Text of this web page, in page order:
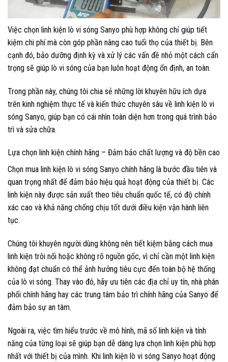
Việc chọn linh kiện lò vi sóng Sanyo phù hợp không chỉ giúp tiết
kiệm chi phí mà còn góp phần nâng cao tuổi thọ của thiết bị. Bên
cạnh đó, bảo dưỡng định kỳ và xử lý các vấn đề nhỏ một cách cẩn
trọng sẽ giúp lò vi sóng của bạn luôn hoạt động ổn định, an toàn.
Trong phần này, chúng tôi chia sẻ những lời khuyên hữu ích dựa
trên kinh nghiệm thực tế và kiến thức chuyên sâu về linh kiện lò vi
sóng Sanyo, giúp bạn có cái nhìn toàn diện hơn trong quá trình bảo
trì và sửa chữa.
Lựa chọn linh kiện chính hãng – Đảm bảo chất lượng và độ bền cao
Chọn mua linh kiện lò vi sóng Sanyo chính hãng là bước đầu tiên và
quan trọng nhất để đảm bảo hiệu quả hoạt động của thiết bị. Các
linh kiện này được sản xuất theo tiêu chuẩn quốc tế, có độ chính
xác cao và khả năng chống chịu tốt dưới điều kiện vận hành liên
tục.
Chúng tôi khuyên người dùng không nên tiết kiệm bằng cách mua
linh kiện trôi nổi hoặc không rõ nguồn gốc, vì chỉ cần một linh kiện
không đạt chuẩn có thể ảnh hưởng tiêu cực đến toàn bộ hệ thống
của lò vi sóng. Thay vào đó, hãy ưu tiên các địa chỉ uy tín, nhà phân
phối chính hãng hay các trung tâm bảo trì chính hãng của Sanyo để
đảm bảo sự an tâm.
Ngoài ra, việc tìm hiểu trước về mô hình, mã số linh kiện và tính
năng của từng loại sẽ giúp bạn dễ dàng lựa chọn linh kiện phù hợp
nhất với thiết bị của mình. Khi linh kiện lò vi sóng Sanyo hoạt động